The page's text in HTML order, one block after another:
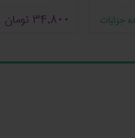
34,800 تومان جزئیات